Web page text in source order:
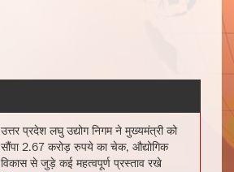
उत्तर प्रदेश लघु उद्योग निगम ने मुख्यमंत्री को
सौंपा 2.67 करोड़ रुपये का चेक, औद्योगिक
विकास से जुड़े कई महत्वपूर्ण प्रस्ताव रखे